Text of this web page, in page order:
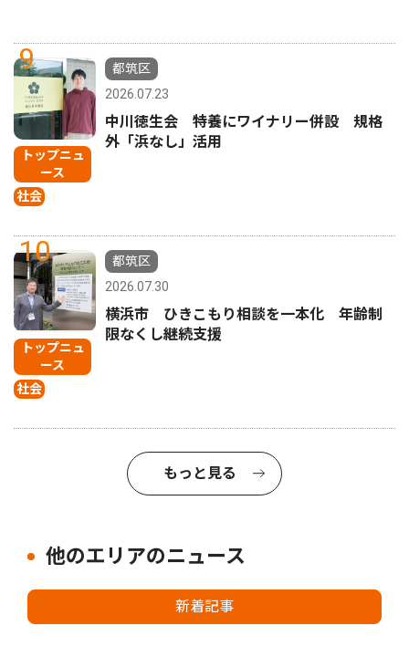
9
トップニュ
ース
社会
都筑区
2026.07.23
中川徳生会 特養にワイナリー併設 規格
外「浜なし」活用
10
トップニュ
ース
社会
都筑区
2026.07.30
横浜市 ひきこもり相談を一本化 年齢制
限なくし継続支援
もっと見る
他のエリアのニュース
新着記事